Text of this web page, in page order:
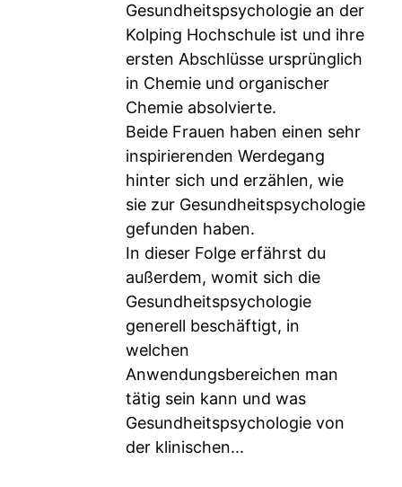
Gesundheitspsychologie an der
Kolping Hochschule ist und ihre
ersten Abschlüsse ursprünglich
in Chemie und organischer
Chemie absolvierte.
Beide Frauen haben einen sehr
inspirierenden Werdegang
hinter sich und erzählen, wie
sie zur Gesundheitspsychologie
gefunden haben.
In dieser Folge erfährst du
außerdem, womit sich die
Gesundheitspsychologie
generell beschäftigt, in
welchen
Anwendungsbereichen man
tätig sein kann und was
Gesundheitspsychologie von
der klinischen...